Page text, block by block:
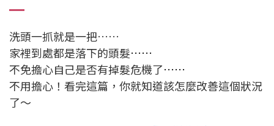
洗頭一抓就是一把……
家裡到處都是落下的頭髮……
不免擔心自己是否有掉髮危機了……
不用擔心！看完這篇，你就知道該怎麼改善這個狀況
了～